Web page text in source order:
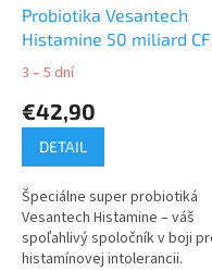
Probiotika Vesantech
Histamine 50 miliard
3 – 5 dní
€42,90
DETAIL
Špeciálne super probiotiká
Vesantech Histamine – váš
spoľahlivý spoločník v boji
histamínovej intolerancii.